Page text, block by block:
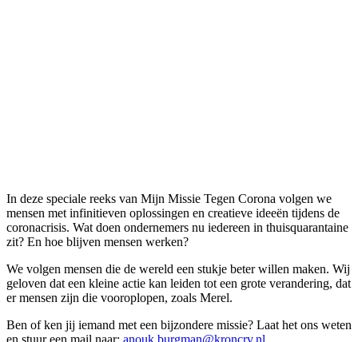
In deze speciale reeks van Mijn Missie Tegen Corona volgen we
mensen met infinitieven oplossingen en creatieve ideeën tijdens de
coronacrisis. Wat doen ondernemers nu iedereen in thuisquarantaine
zit? En hoe blijven mensen werken?
We volgen mensen die de wereld een stukje beter willen maken. Wij
geloven dat een kleine actie kan leiden tot een grote verandering, dat
er mensen zijn die vooroplopen, zoals Merel.
Ben of ken jij iemand met een bijzondere missie? Laat het ons weten
en stuur een mail naar: anouk.burgman@kroncrv.nl